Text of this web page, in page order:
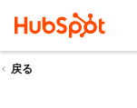
戻る